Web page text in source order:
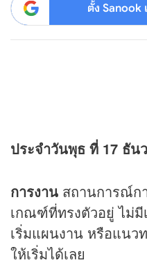
ตั้ง Sanook
ประจำวันพุธ ที่ 17 ธัน
การงาน สถานการณ์ก
เกณฑ์ที่ทรงตัวอยู่ ไม่มี
เริ่มแผนงาน หรือแนว
ให้เริ่มได้เลย